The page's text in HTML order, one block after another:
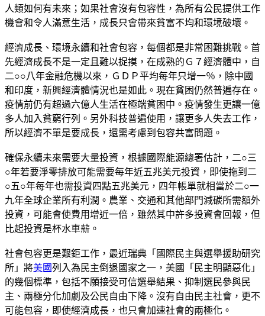
人類如何有未來；如果社會沒有包容性，為所有公民提供工作
機會和令人滿意生活，成長只會帶來貧富不均和環境破壞。
經濟成長、環境永續和社會包容，每個都是非常困難挑戰。首
先經濟成長不是一定且難以捉摸，在成熟的Ｇ７經濟體中，自
二○○八年金融危機以來，ＧＤＰ平均每年只增一％，除中國
和印度，新興經濟體情況也是如此。現在貧困仍然普遍存在。
疫情前仍有超過六億人生活在極端貧困中。疫情發生更讓一億
多人加入貧窮行列。另外科技普遍使用，讓更多人失去工作，
所以經濟不單是要成長，還需考慮到包容共富問題。
確保永續未來需要大量投資，根據國際能源總署估計，二○三
○年若要淨零排放可能需要每年近五兆美元投資，即使拖到二
○五○年每年也需投資四點五兆美元，四年帳單就相當於二○一
九年全球企業所有利潤。農業、交通和其他部門減碳所需額外
投資，可能會使費用增近一倍，雖然其中許多投資會回報，但
比起投資是杯水車薪。
社會包容更是艱鉅工作，最近瑞典「國際民主與選舉援助研究
所」將美國列入為民主倒退國家之一，美國「民主明顯惡化」
的幾個標準，包括不願接受可信選舉結果、抑制選民參與民
主、兩極分化加劇及公民自由下降。沒有自由民主社會，更不
可能包容，即使經濟成長，也只會加速社會的兩極化。